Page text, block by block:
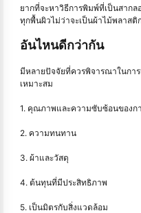
ยากที่จะหาวิธีการพิมพ์ที่เป็นสาก
ทุกพื้นผิวไม่ว่าจะเป็นผ้าไม้พลาสติ
อันไหนดีกว่ากัน
มีหลายปัจจัยที่ควรพิจารณาในกา
เหมาะสม
1. คุณภาพและความซับซ้อนของก
2. ความทนทาน
3. ผ้าและวัสดุ
4. ต้นทุนที่มีประสิทธิภาพ
5. เป็นมิตรกับสิ่งแวดล้อม